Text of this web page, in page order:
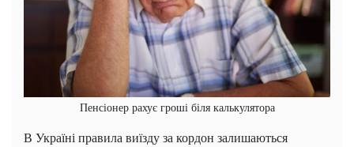
Пенсіонер рахує гроші біля калькулятора
В Україні правила виїзду за кордон залишаються